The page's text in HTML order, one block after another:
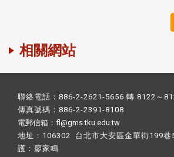
相關網站
聯絡電話：886-2-2621-5656 轉 8122～
傳真號碼：886-2-2391-8108
電郵信箱：fl@gms.tku.edu.tw
地址：106302 台北市大安區金華街199
護： 廖家鳴​